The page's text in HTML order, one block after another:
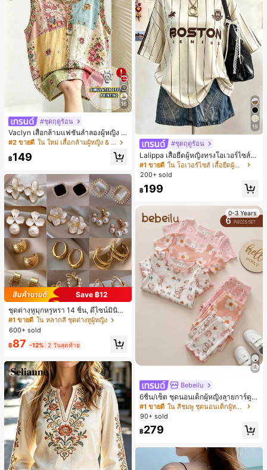
16
#ชุดฤดูร้อน
Vaclyn เสื้อกล้ามแฟชั่นลำลองผู้หญิง ล
ายแพตช์เวิร์ก แขนกุด คอกลม ติดกระดุ
#2 ขายดี ใน ใหม่ เสื้อกล้ามผู้หญิง & Camis
฿149
Save ฿12
ชุดต่างหูมุกหรูหรา 14 ชิ้น, ดีไซน์มินิมอ
ลใหม่ที่เป็นเอกลักษณ์ ต่างหูที่สง่างาม
สำหรับผู้หญิง, ของขวัญสำหรับเธอ
#1 ขายดี ใน หลากสี ชุดต่างหูผู้หญิง
600+ sold
฿87 -12% 2 วันสุดท้าย
19
#ชุดฤดูร้อน
Lalippa เสื้อยืดผู้หญิงทรงโอเวอร์ไซส์ค
วามยาวกลาง คอกลม ไหล่ตก ลายพิมพ์
ตัวอักษรและลายทางแนวตั้ง สไตล์แฟชั่
#1 ขายดี
ใน โอเวอร์ไซส์ เสื้อยืดผู้หญิง
200+ sold
฿199
0-3 Years
Bebeilu
6ชิ้น/เซ็ต ชุดนอนเด็กผู้หญิงลายการ์ตูน
หมีและดอกไม้ คอกลม แขนสั้น กางเกง
ขาสั้น ขอบระบาย สวมใส่สบาย
#1 ขายดี
ใน สีชมพู ชุดนอนเด็กผู้หญิง
90+ sold
฿279